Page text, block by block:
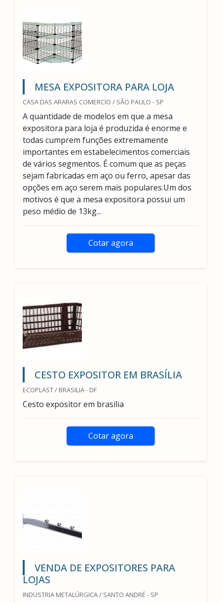
MESA EXPOSITORA PARA LOJA
CASA DAS ARARAS COMERCIO / SÃO PAULO - SP
A quantidade de modelos em que a mesa
expositora para loja é produzida é enorme e
todas cumprem funções extremamente
importantes em estabelecimentos comerciais
de vários segmentos. É comum que as peças
sejam fabricadas em aço ou ferro, apesar das
opções em aço serem mais populares.Um dos
motivos é que a mesa expositora possui um
peso médio de 13kg...
Cotar agora
CESTO EXPOSITOR EM BRASÍLIA
ECOPLAST / BRASILIA - DF
Cesto expositor em brasília
Cotar agora
VENDA DE EXPOSITORES PARA
LOJAS
INDUSTRIA METALÚRGICA / SANTO ANDRÉ - SP